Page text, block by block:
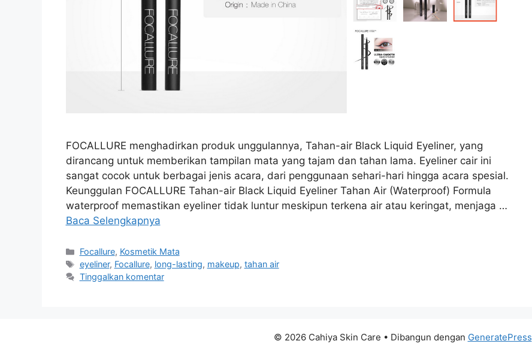
FOCALLURE menghadirkan produk unggulannya, Tahan-air Black Liquid Eyeliner, yang
dirancang untuk memberikan tampilan mata yang tajam dan tahan lama. Eyeliner cair ini
sangat cocok untuk berbagai jenis acara, dari penggunaan sehari-hari hingga acara spesial.
Keunggulan FOCALLURE Tahan-air Black Liquid Eyeliner Tahan Air (Waterproof) Formula
waterproof memastikan eyeliner tidak luntur meskipun terkena air atau keringat, menjaga …
Baca Selengkapnya
Kategori
Focallure, Kosmetik Mata
Tag
eyeliner, Focallure, long-lasting, makeup, tahan air
Tinggalkan komentar
© 2026 Cahiya Skin Care • Dibangun dengan GeneratePress